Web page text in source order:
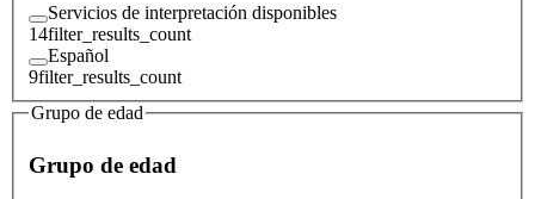
Servicios de interpretación disponibles
14filter_results_count
Español
9filter_results_count
Grupo de edad
Grupo de edad